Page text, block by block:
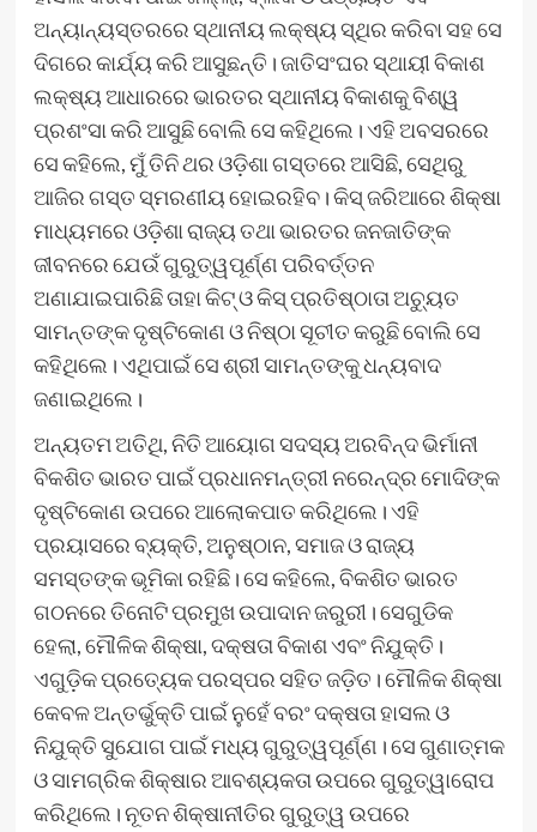
ଅନ୍ୟାନ୍ୟସ୍ତରରେ ସ୍ଥାନୀୟ ଲକ୍ଷ୍ୟ ସ୍ଥିର କରିବା ସହ ସେ
ଦିଗରେ କାର୍ଯ୍ୟ କରି ଆସୁଛନ୍ତି। ଜାତିସଂଘର ସ୍ଥାୟୀ ବିକାଶ
ଲକ୍ଷ୍ୟ ଆଧାରରେ ଭାରତର ସ୍ଥାନୀୟ ବିକାଶକୁ ବିଶ୍ୱ
ପ୍ରଶଂସା କରି ଆସୁଛି ବୋଲି ସେ କହିଥିଲେ। ଏହି ଅବସରରେ
ସେ କହିଲେ, ମୁଁ ତିନି ଥର ଓଡ଼ିଶା ଗସ୍ତରେ ଆସିଛି, ସେଥିରୁ
ଆଜିର ଗସ୍ତ ସ୍ମରଣୀୟ ହୋଇରହିବ। କିସ୍‍ ଜରିଆରେ ଶିକ୍ଷା
ମାଧ୍ୟମରେ ଓଡ଼ିଶା ରାଜ୍ୟ ତଥା ଭାରତର ଜନଜାତିଙ୍କ
ଜୀବନରେ ଯେଉଁ ଗୁରୁତ୍ୱପୂର୍ଣ୍ଣ ପରିବର୍ତ୍ତନ
ଅଣାଯାଇପାରିଛି ତାହା କିଟ୍‍ ଓ କିସ୍‍ ପ୍ରତିଷ୍ଠାତା ଅଚ୍ୟୁତ
ସାମନ୍ତଙ୍କ ଦୃଷ୍ଟିକୋଣ ଓ ନିଷ୍ଠା ସୂଚୀତ କରୁଛି ବୋଲି ସେ
କହିଥିଲେ। ଏଥିପାଇଁ ସେ ଶ୍ରୀ ସାମନ୍ତଙ୍କୁ ଧନ୍ୟବାଦ
ଜଣାଇଥିଲେ।
ଅନ୍ୟତମ ଅତିଥି, ନିତି ଆୟୋଗ ସଦସ୍ୟ ଅରବିନ୍ଦ ଭିର୍ମାନୀ
ବିକଶିତ ଭାରତ ପାଇଁ ପ୍ରଧାନମନ୍ତ୍ରୀ ନରେନ୍ଦ୍ର ମୋଦିଙ୍କ
ଦୃଷ୍ଟିକୋଣ ଉପରେ ଆଲୋକପାତ କରିଥିଲେ। ଏହି
ପ୍ରୟାସରେ ବ୍ୟକ୍ତି, ଅନୁଷ୍ଠାନ, ସମାଜ ଓ ରାଜ୍ୟ
ସମସ୍ତଙ୍କ ଭୂମିକା ରହିଛି। ସେ କହିଲେ, ବିକଶିତ ଭାରତ
ଗଠନରେ ତିନୋଟି ପ୍ରମୁଖ ଉପାଦାନ ଜରୁରୀ। ସେଗୁଡିକ
ହେଲା, ମୌଳିକ ଶିକ୍ଷା, ଦକ୍ଷତା ବିକାଶ ଏବଂ ନିଯୁକ୍ତି।
ଏଗୁଡ଼ିକ ପ୍ରତ୍ୟେକ ପରସ୍ପର ସହିତ ଜଡ଼ିତ। ମୌଳିକ ଶିକ୍ଷା
କେବଳ ଅନ୍ତର୍ଭୁକ୍ତି ପାଇଁ ନୁହେଁ ବରଂ ଦକ୍ଷତା ହାସଲ ଓ
ନିଯୁକ୍ତି ସୁଯୋଗ ପାଇଁ ମଧ୍ୟ ଗୁରୁତ୍ୱପୂର୍ଣ୍ଣ। ସେ ଗୁଣାତ୍ମକ
ଓ ସାମଗ୍ରିକ ଶିକ୍ଷାର ଆବଶ୍ୟକତା ଉପରେ ଗୁରୁତ୍ୱାରୋପ
କରିଥିଲେ। ନୂତନ ଶିକ୍ଷାନୀତିର ଗୁରୁତ୍ୱ ଉପରେ